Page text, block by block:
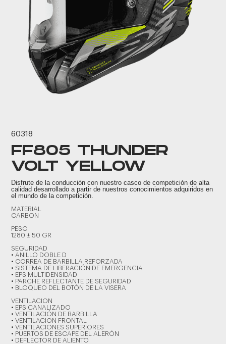
60318
FF805 THUNDER
VOLT YELLOW
Disfrute de la conducción con nuestro casco de competición de alta
calidad desarrollado a partir de nuestros conocimientos adquiridos en
el mundo de la competición.
MATERIAL
CARBON
PESO
1280 ± 50 GR
SEGURIDAD
• ANILLO DOBLE D
• CORREA DE BARBILLA REFORZADA
• SISTEMA DE LIBERACIÓN DE EMERGENCIA
• EPS MULTIDENSIDAD
• PARCHE REFLECTANTE DE SEGURIDAD
• BLOQUEO DEL BOTÓN DE LA VISERA
VENTILACION
• EPS CANALIZADO
• VENTILACIÓN DE BARBILLA
• VENTILACION FRONTAL
• VENTILACIONES SUPERIORES
• PUERTOS DE ESCAPE DEL ALERÓN
• DEFLECTOR DE ALIENTO